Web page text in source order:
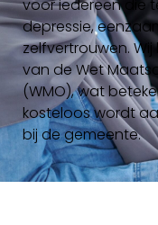
voor iedereen die
depressie,
zelfvertrouwen.
van de Wet
(WMO), wat
kosteloos wordt
bij de gemeente.